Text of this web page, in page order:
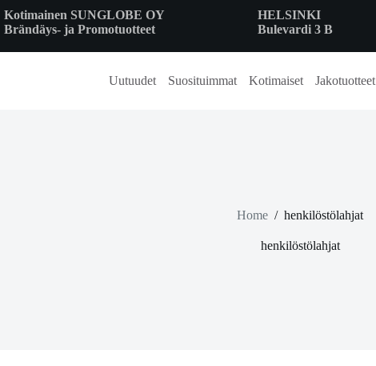
to
content
Kotimainen SUNGLOBE OY
Brändäys- ja Promotuotteet
HELSINKI
Bulevardi 3 B
Uutuudet Suosituimmat Kotimaiset Jakotuotteet
Home / henkilöstölahjat
henkilöstölahjat